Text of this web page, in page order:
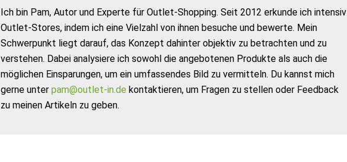
Ich bin Pam, Autor und Experte für Outlet-Shopping. Seit 2012 erkunde ich intensiv
Outlet-Stores, indem ich eine Vielzahl von ihnen besuche und bewerte. Mein
Schwerpunkt liegt darauf, das Konzept dahinter objektiv zu betrachten und zu
verstehen. Dabei analysiere ich sowohl die angebotenen Produkte als auch die
möglichen Einsparungen, um ein umfassendes Bild zu vermitteln. Du kannst mich
gerne unter pam@outlet-in.de kontaktieren, um Fragen zu stellen oder Feedback
zu meinen Artikeln zu geben.